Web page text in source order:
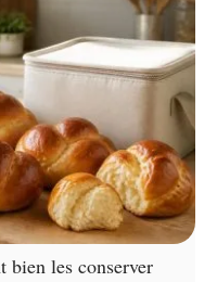
bien les conserver